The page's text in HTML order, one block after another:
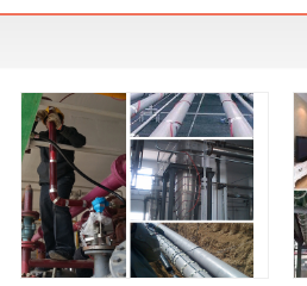
带，它是新一代唯一带